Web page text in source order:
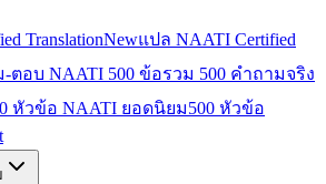
TranslationNewแปล NAATI Certified
-ตอบ NAATI 500 ข้อรวม 500 คำถามจริง
หัวข้อ NAATI ยอดนิยม500 หัวข้อ